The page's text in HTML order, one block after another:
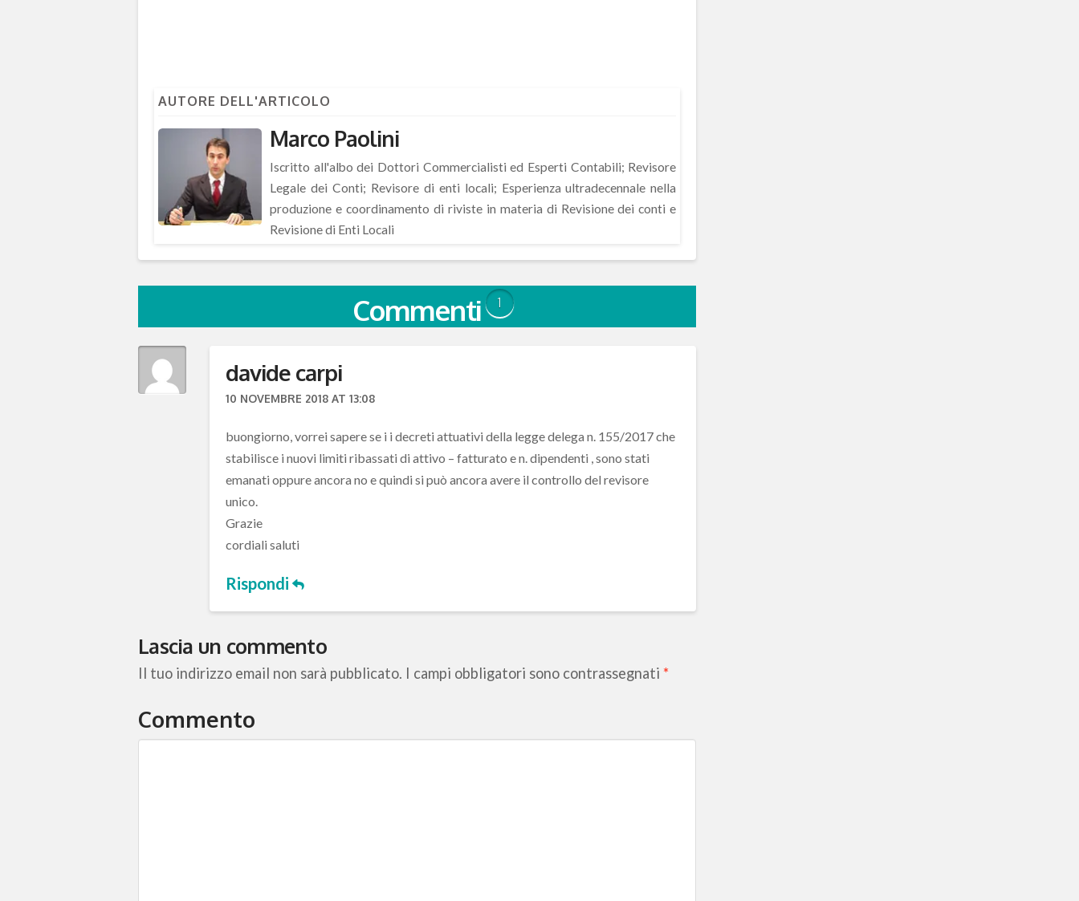
AUTORE DELL'ARTICOLO
Marco Paolini
Iscritto all'albo dei Dottori Commercialisti ed Esperti Contabili; Revisore
Legale dei Conti; Revisore di enti locali; Esperienza ultradecennale nella
produzione e coordinamento di riviste in materia di Revisione dei conti e
Revisione di Enti Locali
Commenti 1
davide carpi
10 NOVEMBRE 2018 AT 13:08
buongiorno, vorrei sapere se i i decreti attuativi della legge delega n. 155/2017 che
stabilisce i nuovi limiti ribassati di attivo – fatturato e n. dipendenti , sono stati
emanati oppure ancora no e quindi si può ancora avere il controllo del revisore
unico.
Grazie
cordiali saluti
Rispondi
Lascia un commento
Il tuo indirizzo email non sarà pubblicato. I campi obbligatori sono contrassegnati *
Commento